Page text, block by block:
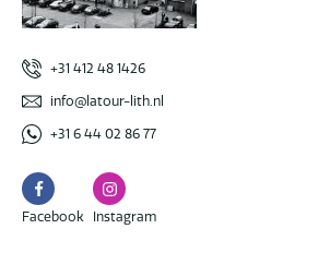
+31 412 48 1426
info@latour-lith.nl
+31 6 44 02 86 77
Facebook
Facebook
Instagram
Instagram